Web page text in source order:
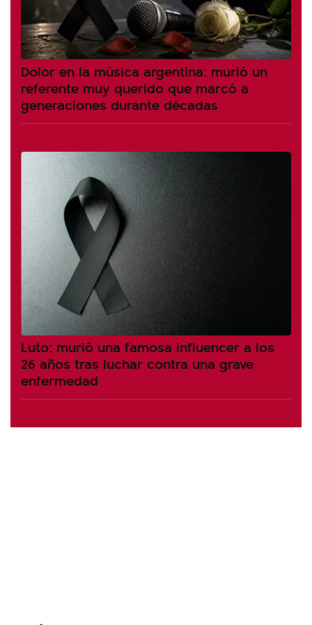
Dolor en la música argentina: murió un
referente muy querido que marcó a
generaciones durante décadas
Luto: murió una famosa influencer a los
26 años tras luchar contra una grave
enfermedad